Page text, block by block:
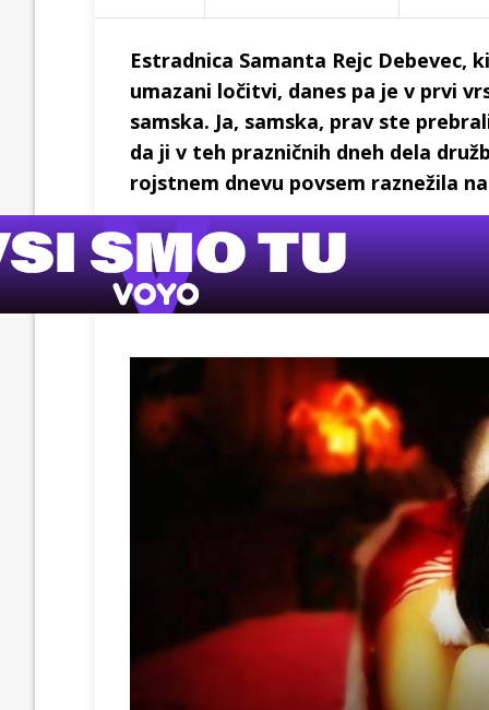
Estradnica Samanta Rejc Debevec,
umazani ločitvi, danes pa je v prvi
samska. Ja, samska, prav ste
da ji v teh prazničnih dneh dela
rojstnem dnevu povsem raznežila